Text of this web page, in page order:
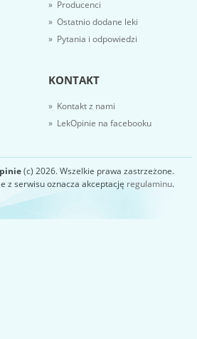
» Producenci
» Ostatnio dodane leki
» Pytania i odpowiedzi
KONTAKT
» Kontakt z nami
» LekOpinie na facebooku
(c) 2026. Wszelkie prawa zastrzeżone.
z serwisu oznacza akceptację regulaminu.